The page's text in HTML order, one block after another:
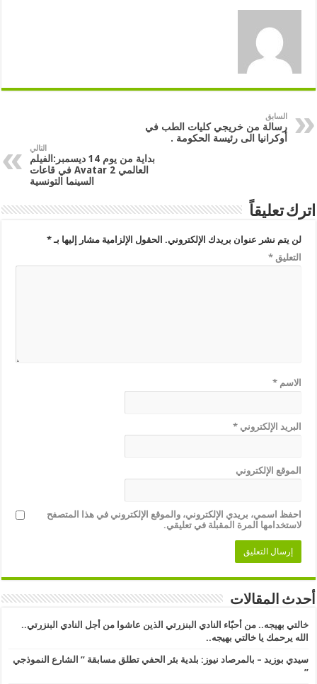
السابق
رسالة من خريجي كليات الطب في
أوكرانيا الى رئيسة الحكومة .
التالي
بداية من يوم 14 ديسمبر:الفيلم
العالمي Avatar 2 في قاعات
السينما التونسية
اترك تعليقاً
لن يتم نشر عنوان بريدك الإلكتروني. الحقول الإلزامية مشار إليها بـ*
التعليق*
الاسم*
البريد الإلكتروني*
الموقع الإلكتروني
احفظ اسمي، بريدي الإلكتروني، والموقع الإلكتروني في هذا المتصفح
لاستخدامها المرة المقبلة في تعليقي.
أحدث المقالات
خالتي بهيجه.. من أحبّاء النادي البنزرتي الذين عاشوا من أجل النادي البنزرتي..
الله يرحمك يا خالتي بهيجه..
سيدي بوزيد – بالمرصاد نيوز: بلدية بئر الحفي تطلق مسابقة ” الشارع النموذجي
” ​